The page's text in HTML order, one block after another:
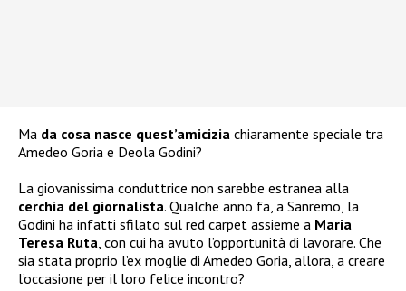
Ma da cosa nasce quest’amicizia chiaramente speciale tra
Amedeo Goria e Deola Godini?
La giovanissima conduttrice non sarebbe estranea alla
cerchia del giornalista. Qualche anno fa, a Sanremo, la
Godini ha infatti sfilato sul red carpet assieme a Maria
Teresa Ruta, con cui ha avuto l’opportunità di lavorare. Che
sia stata proprio l’ex moglie di Amedeo Goria, allora, a creare
l’occasione per il loro felice incontro?